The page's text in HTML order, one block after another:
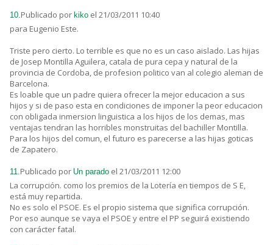
10.Publicado por kiko el 21/03/2011 10:40
para Eugenio Este.
Triste pero cierto. Lo terrible es que no es un caso aislado. Las hijas
de Josep Montilla Aguilera, catala de pura cepa y natural de la
provincia de Cordoba, de profesion politico van al colegio aleman de
Barcelona.
Es loable que un padre quiera ofrecer la mejor educacion a sus
hijos y si de paso esta en condiciones de imponer la peor educacion
con obligada inmersion linguistica a los hijos de los demas, mas
ventajas tendran las horribles monstruitas del bachiller Montilla.
Para los hijos del comun, el futuro es parecerse a las hijas goticas
de Zapatero.
11.Publicado por Un parado el 21/03/2011 12:00
La corrupción. como los premios de la Lotería en tiempos de S E,
está muy repartida.
No es solo el PSOE. Es el propio sistema que significa corrupción.
Por eso aunque se vaya el PSOE y entre el PP seguirá existiendo
con carácter fatal.